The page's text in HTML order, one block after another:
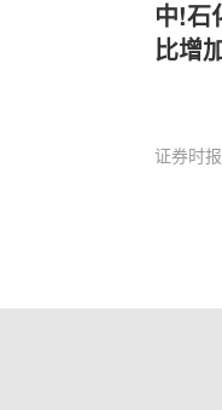
中!石
比增
证券时